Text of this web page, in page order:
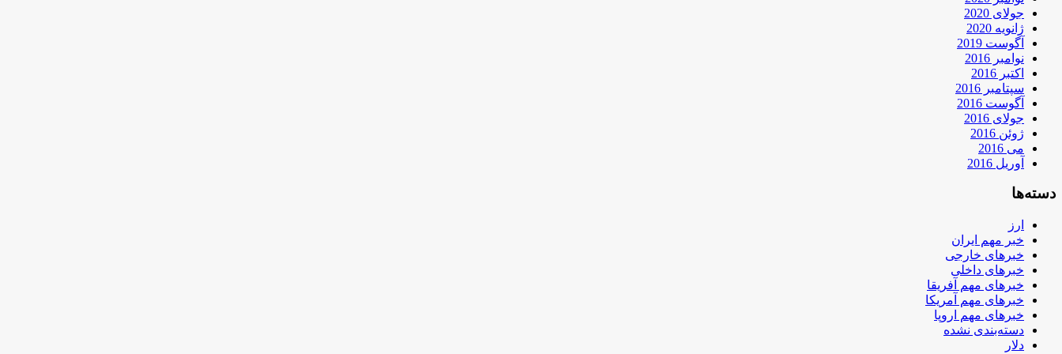
جولای 2020
ژانویه 2020
آگوست 2019
نوامبر 2016
اکتبر 2016
سپتامبر 2016
آگوست 2016
جولای 2016
ژوئن 2016
می 2016
آوریل 2016
دسته‌ها
ارز
خبر مهم ایران
خبرهای خارجی
خبرهای داخلی
خبرهای مهم آفریقا
خبرهای مهم آمریکا
خبرهای مهم اروپا
دسته‌بندی نشده
دلار